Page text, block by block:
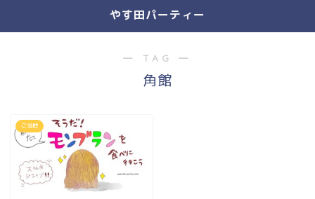
やす田パーティー
― TAG ―
角館
ご当地